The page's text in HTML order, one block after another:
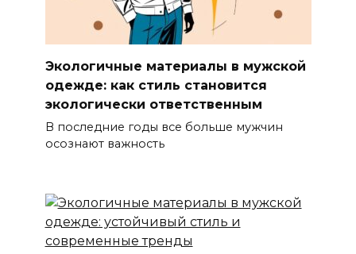
Экологичные материалы в мужской
одежде: как стиль становится
экологически ответственным
В последние годы все больше мужчин
осознают важность